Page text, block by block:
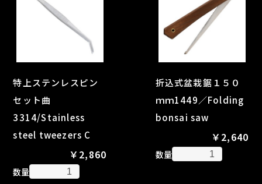
特上ステンレスピン
セット曲
3314/Stainless
steel tweezers C
￥2,860
数量
折込式盆栽鋸１５０
ｍｍ1449／Folding
bonsai saw
￥2,640
数量